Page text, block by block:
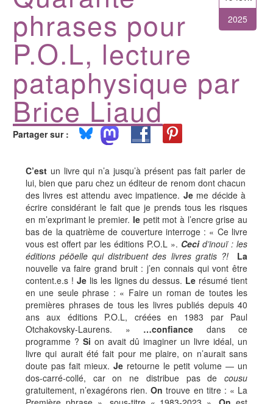
2025
phrases pour
P.O.L, lecture
pataphysique par
Brice Liaud
Partager sur :
C’est un livre qui n’a jusqu’à présent pas fait parler de
lui, bien que paru chez un éditeur de renom dont chacun
des livres est attendu avec impatience. Jeme décide à
écrire considérant le fait que je prends tous les risques
en m’exprimant le premier. le petit mot à l’encre grise au
bas de la quatrième de couverture interroge : « Ce livre
vous est offert par les éditions P.O.L ». Ceci d’inouï : les
éditions péöelle qui distribuent des livres gratis ?!
La
nouvelle va faire grand bruit : j’en connais qui vont être
content.e.s ! Je lis les lignes du dessus. Le résumé tient
en une seule phrase : « Faire un roman de toutes les
premières phrases de tous les livres publiés depuis 40
ans aux éditions P.O.L, créées en 1983 par Paul
Otchakovsky-Laurens. » …confiance dans ce
programme ? Si on avait dû imaginer un livre idéal, un
livre qui aurait été fait pour me plaire, on n’aurait sans
doute pas fait mieux. Je retourne le petit volume — un
dos-carré-collé, car on ne distribue pas de cousu
gratuitement, n’exagérons rien.On trouve en titre : « La